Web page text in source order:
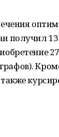
получил